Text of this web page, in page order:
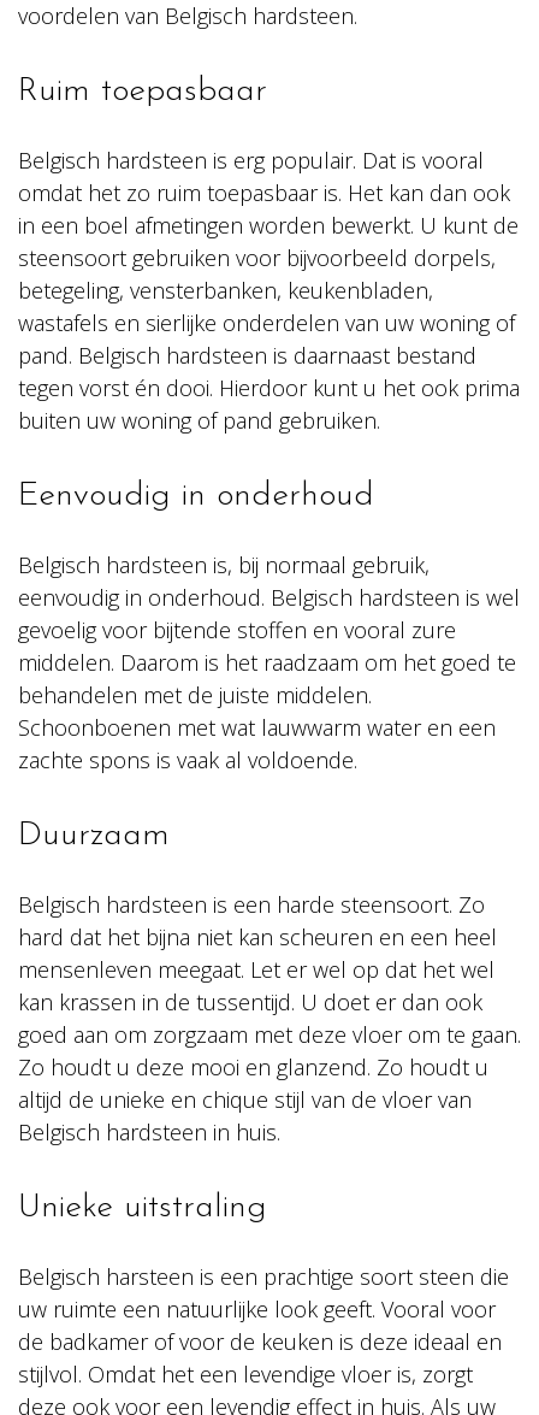
voordelen van Belgisch hardsteen.
Ruim toepasbaar
Belgisch hardsteen is erg populair. Dat is vooral
omdat het zo ruim toepasbaar is. Het kan dan ook
in een boel afmetingen worden bewerkt. U kunt de
steensoort gebruiken voor bijvoorbeeld dorpels,
betegeling, vensterbanken, keukenbladen,
wastafels en sierlijke onderdelen van uw woning of
pand. Belgisch hardsteen is daarnaast bestand
tegen vorst én dooi. Hierdoor kunt u het ook prima
buiten uw woning of pand gebruiken.
Eenvoudig in onderhoud
Belgisch hardsteen is, bij normaal gebruik,
eenvoudig in onderhoud. Belgisch hardsteen is wel
gevoelig voor bijtende stoffen en vooral zure
middelen. Daarom is het raadzaam om het goed te
behandelen met de juiste middelen.
Schoonboenen met wat lauwwarm water en een
zachte spons is vaak al voldoende.
Duurzaam
Belgisch hardsteen is een harde steensoort. Zo
hard dat het bijna niet kan scheuren en een heel
mensenleven meegaat. Let er wel op dat het wel
kan krassen in de tussentijd. U doet er dan ook
goed aan om zorgzaam met deze vloer om te gaan.
Zo houdt u deze mooi en glanzend. Zo houdt u
altijd de unieke en chique stijl van de vloer van
Belgisch hardsteen in huis.
Unieke uitstraling
Belgisch harsteen is een prachtige soort steen die
uw ruimte een natuurlijke look geeft. Vooral voor
de badkamer of voor de keuken is deze ideaal en
stijlvol. Omdat het een levendige vloer is, zorgt
deze ook voor een levendig effect in huis. Als uw